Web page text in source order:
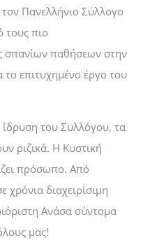
Πανελλήνιο Σύλλογο
τους πιο
σπανίων παθήσεων στην
το επιτυχημένο έργο του
ίδρυση του Συλλόγου, τα
ριζικά. Η Κυστική
πρόσωπο. Από
χρόνια διαχειρίσιμη
Ανάσα σύντομα
μας!